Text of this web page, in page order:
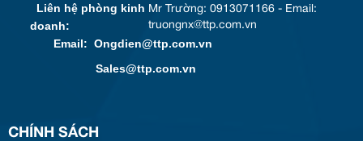
Liên hệ phòng kinh
doanh:
Mr Trường: 0913071166 - Email:
truongnx@ttp.com.vn
Email: Ongdien@ttp.com.vn
Sales@ttp.com.vn
CHÍNH SÁCH